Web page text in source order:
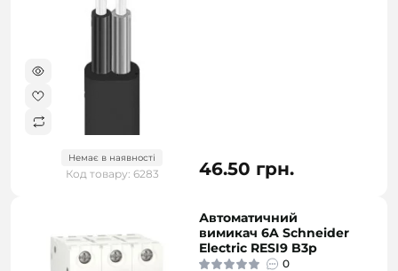
Немає в наявності
Код товару: 6283 46.50 грн.
Автоматичний
вимикач 6A Schneider
Electric RESI9 B3р
0